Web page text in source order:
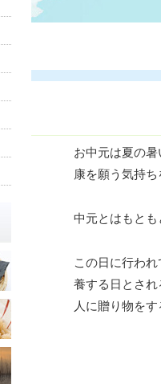
お中元は夏の
康を願う気持
中元とはもとも
この日に行わ
養する日とさ
人に贈り物を